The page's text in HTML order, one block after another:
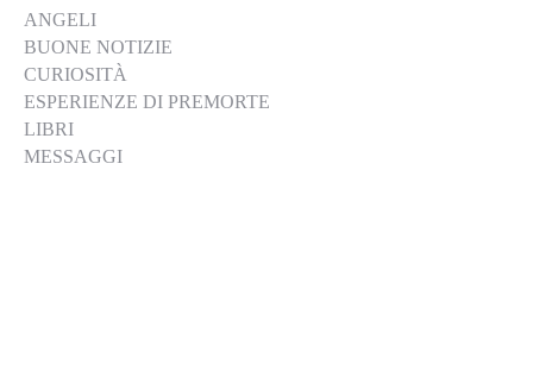
ANGELI
BUONE NOTIZIE
CURIOSITÀ
ESPERIENZE DI PREMORTE
LIBRI
MESSAGGI